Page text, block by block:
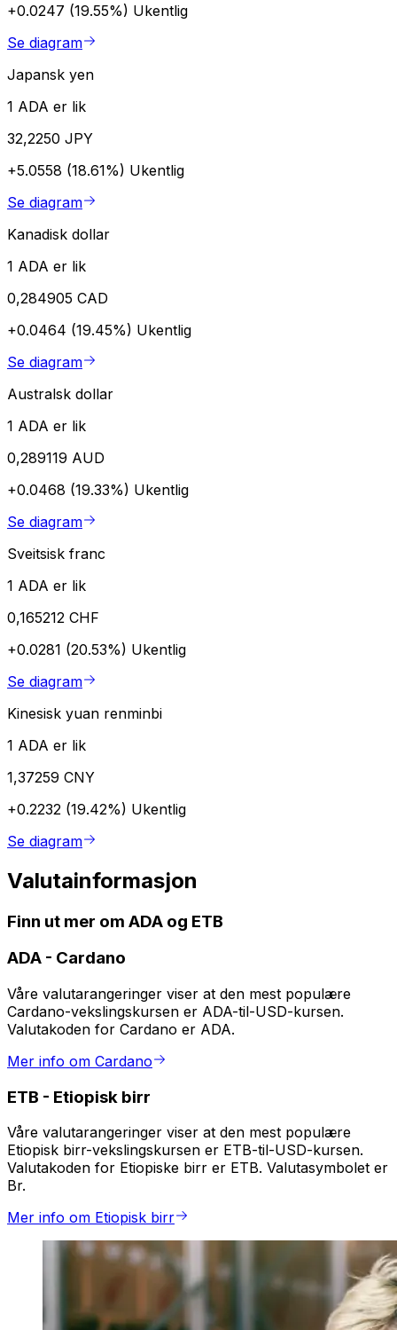
+0.0247 (19.55%) Ukentlig
Se diagram
Japansk yen
1 ADA er lik
32,2250 JPY
+5.0558 (18.61%) Ukentlig
Se diagram
Kanadisk dollar
1 ADA er lik
0,284905 CAD
+0.0464 (19.45%) Ukentlig
Se diagram
Australsk dollar
1 ADA er lik
0,289119 AUD
+0.0468 (19.33%) Ukentlig
Se diagram
Sveitsisk franc
1 ADA er lik
0,165212 CHF
+0.0281 (20.53%) Ukentlig
Se diagram
Kinesisk yuan renminbi
1 ADA er lik
1,37259 CNY
+0.2232 (19.42%) Ukentlig
Se diagram
Valutainformasjon
Finn ut mer om ADA og ETB
ADA - Cardano
Våre valutarangeringer viser at den mest populære
Cardano-vekslingskursen er ADA-til-USD-kursen.
Valutakoden for Cardano er ADA.
Mer info om Cardano
ETB - Etiopisk birr
Våre valutarangeringer viser at den mest populære
Etiopisk birr-vekslingskursen er ETB-til-USD-kursen.
Valutakoden for Etiopiske birr er ETB. Valutasymbolet er
Br.
Mer info om Etiopisk birr